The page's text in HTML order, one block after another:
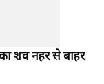
शव नहर से बाहर